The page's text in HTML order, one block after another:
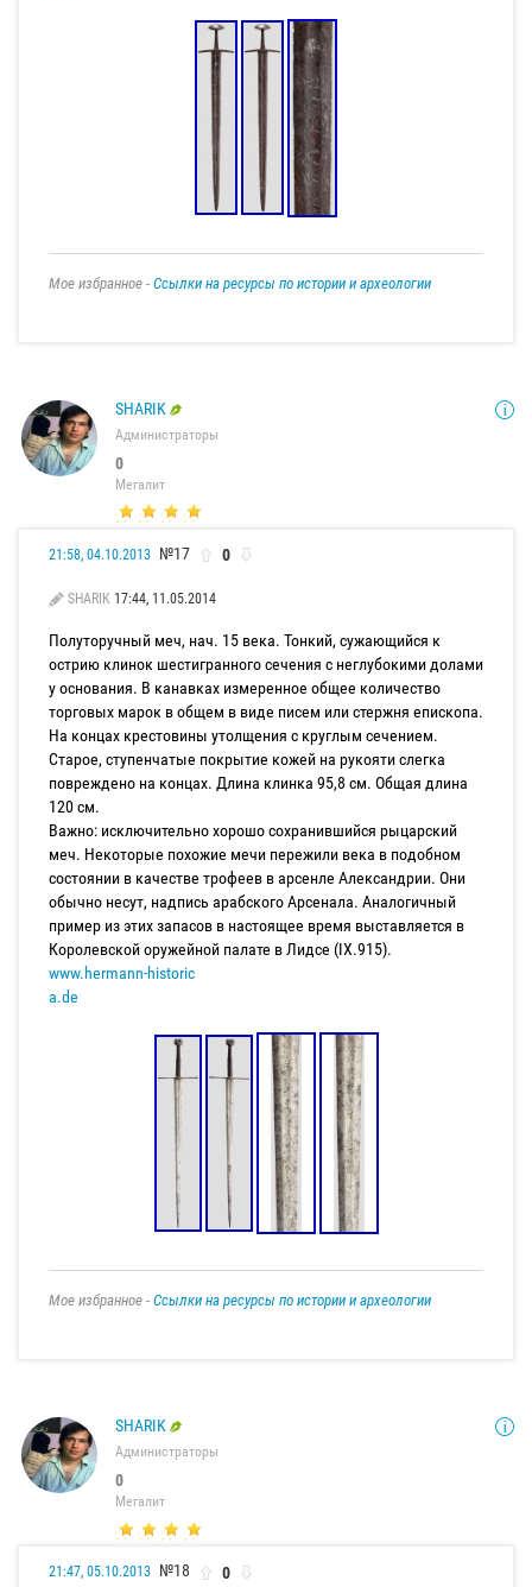
Мое избранное - Ссылки на ресурсы по истории и археологии
SHARIK
Администраторы
0
Мегалит
21:58, 04.10.2013 №17 0
SHARIK 17:44, 11.05.2014
Полуторучный меч, нач. 15 века. Тонкий, сужающийся к
острию клинок шестигранного сечения с неглубокими долами
у основания. В канавках измеренное общее количество
торговых марок в общем в виде писем или стержня епископа.
На концах крестовины утолщения с круглым сечением.
Старое, ступенчатые покрытие кожей на рукояти слегка
повреждено на концах. Длина клинка 95,8 см. Общая длина
120 см.
Важно: исключительно хорошо сохранившийся рыцарский
меч. Некоторые похожие мечи пережили века в подобном
состоянии в качестве трофеев в арсенле Александрии. Они
обычно несут, надпись арабского Арсенала. Аналогичный
пример из этих запасов в настоящее время выставляется в
Королевской оружейной палате в Лидсе (IX.915).
www.hermann-historic
a.de
Мое избранное - Ссылки на ресурсы по истории и археологии
SHARIK
Администраторы
0
Мегалит
21:47, 05.10.2013 №18 0